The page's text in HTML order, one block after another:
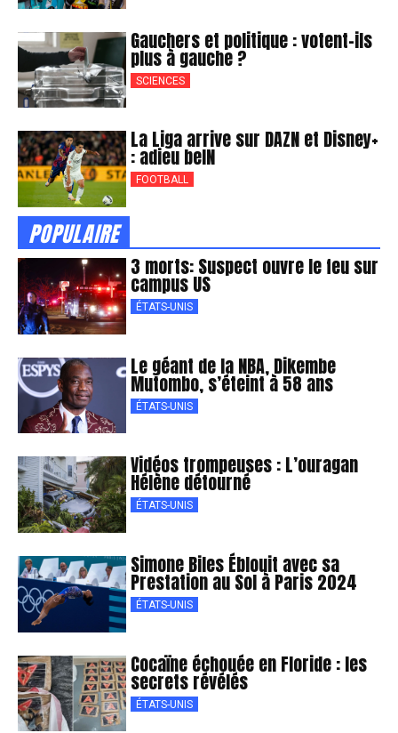
Gauchers et politique : votent-ils
plus à gauche ?
SCIENCES
La Liga arrive sur DAZN et Disney+
: adieu beIN
FOOTBALL
POPULAIRE
3 morts: Suspect ouvre le feu sur
campus US
ÉTATS-UNIS
Le géant de la NBA, Dikembe
Mutombo, s’éteint à 58 ans
ÉTATS-UNIS
Vidéos trompeuses : L’ouragan
Hélène détourné
ÉTATS-UNIS
Simone Biles Éblouit avec sa
Prestation au Sol à Paris 2024
ÉTATS-UNIS
Cocaïne échouée en Floride : les
secrets révélés
ÉTATS-UNIS